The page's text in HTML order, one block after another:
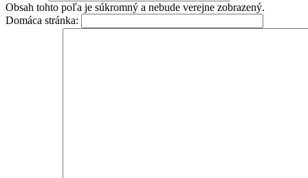
Obsah tohto poľa je súkromný a nebude verejne zobrazený.
Domáca stránka: